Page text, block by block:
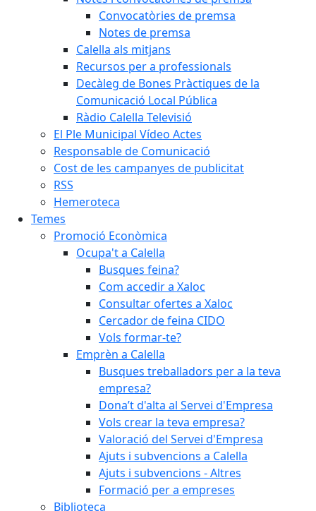
Convocatòries de premsa
Notes de premsa
Calella als mitjans
Recursos per a professionals
Decàleg de Bones Pràctiques de la
Comunicació Local Pública
Ràdio Calella Televisió
El Ple Municipal Vídeo Actes
Responsable de Comunicació
Cost de les campanyes de publicitat
RSS
Hemeroteca
Temes
Promoció Econòmica
Ocupa't a Calella
Busques feina?
Com accedir a Xaloc
Consultar ofertes a Xaloc
Cercador de feina CIDO
Vols formar-te?
Emprèn a Calella
Busques treballadors per a la teva
empresa?
Dona’t d'alta al Servei d'Empresa
Vols crear la teva empresa?
Valoració del Servei d'Empresa
Ajuts i subvencions a Calella
Ajuts i subvencions - Altres
Formació per a empreses
Biblioteca